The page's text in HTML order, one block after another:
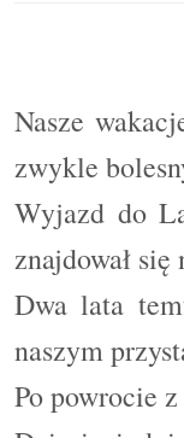
Nasze
zwykle
Wyjazd do
znajdował
Dwa lata
naszym
Po powrocie